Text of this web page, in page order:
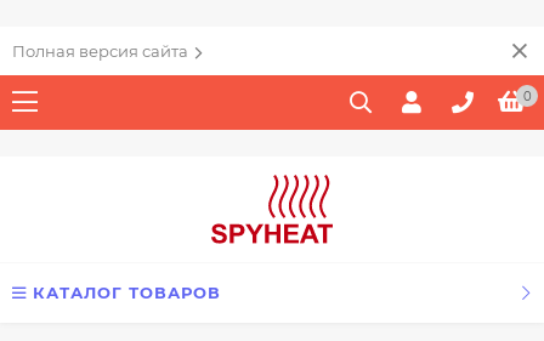
Полная версия сайта
0
КАТАЛОГ ТОВАРОВ